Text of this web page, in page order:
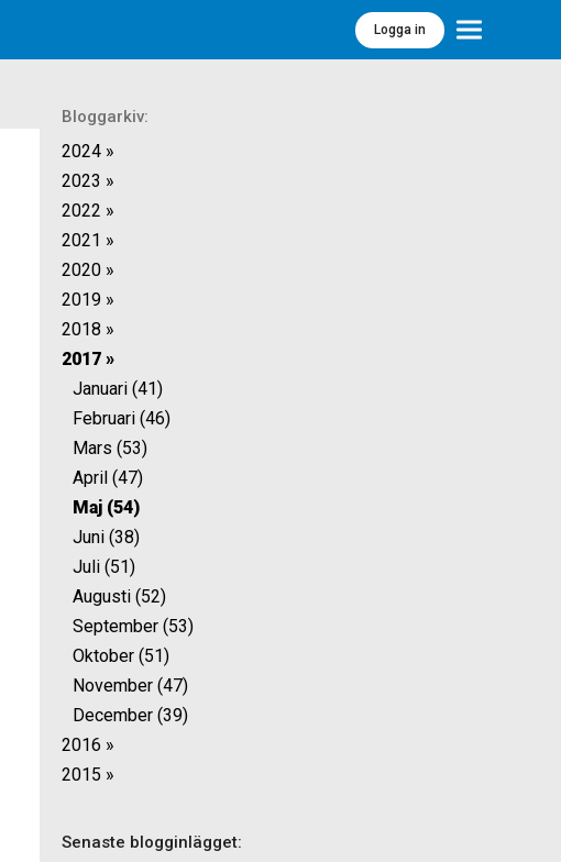
Logga in Meny
Bloggarkiv:
2024 »
2023 »
2022 »
2021 »
2020 »
2019 »
2018 »
2017 »
Januari (41)
Februari (46)
Mars (53)
April (47)
Maj (54)
Juni (38)
Juli (51)
Augusti (52)
September (53)
Oktober (51)
November (47)
December (39)
2016 »
2015 »
Senaste blogginlägget: